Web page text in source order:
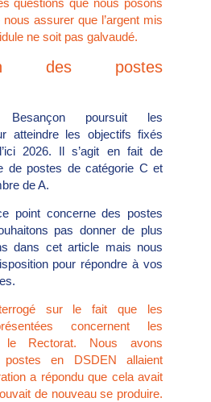
questions que nous posons
assurer que l’argent mis
ne soit pas galvaudé.
des postes
Besançon poursuit les
atteindre les objectifs fixés
2026. Il s’agit en fait de
de postes de catégorie C et
de A.
point concerne des postes
pas donner de plus
dans cet article mais nous
pour répondre à vos
sur le fait que les
concernent les
le Rectorat. Nous avons
en DSDEN allaient
a répondu que cela avait
de nouveau se produire.